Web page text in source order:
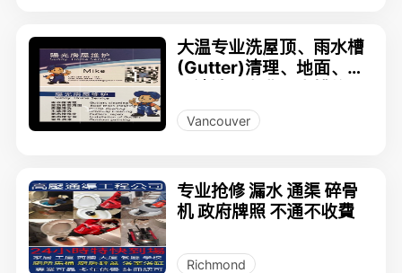
大温专业洗屋顶、雨水槽
(Gutter)清理、地面、外
补、 雨水槽更换安装，雨
水槽挡叶网安装，室外精
Vancouver
专业抢修 漏水 通渠 碎骨
机 政府牌照 不通不收費
Richmond